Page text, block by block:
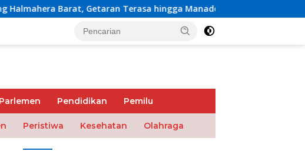
Getaran Terasa hingga Manado Cuaca Buruk, Final
Parlemen Pendidikan Pemilu
Peristiwa Kesehatan Olahraga